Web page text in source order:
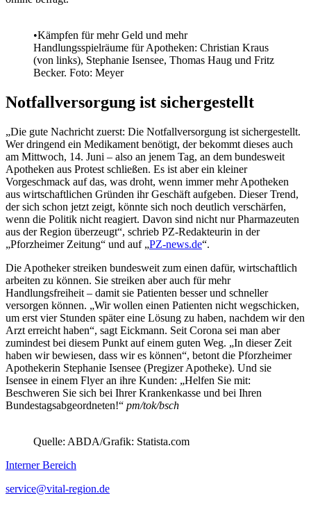
•Kämpfen für mehr Geld und mehr
Handlungsspielräume für Apotheken: Christian Kraus
(von links), Stephanie Isensee, Thomas Haug und Fritz
Becker. Foto: Meyer
Notfallversorgung ist sichergestellt
„Die gute Nachricht zuerst: Die Notfallversorgung ist sichergestellt.
Wer dringend ein Medikament benötigt, der bekommt dieses auch
am Mittwoch, 14. Juni – also an jenem Tag, an dem bundesweit
Apotheken aus Protest schließen. Es ist aber ein kleiner
Vorgeschmack auf das, was droht, wenn immer mehr Apotheken
aus wirtschaftlichen Gründen ihr Geschäft aufgeben. Dieser Trend,
der sich schon jetzt zeigt, könnte sich noch deutlich verschärfen,
wenn die Politik nicht reagiert. Davon sind nicht nur Pharmazeuten
aus der Region überzeugt“, schrieb PZ-Redakteurin in der
„Pforzheimer Zeitung“ und auf „PZ-news.de“.
Die Apotheker streiken bundesweit zum einen dafür, wirtschaftlich
arbeiten zu können. Sie streiken aber auch für mehr
Handlungsfreiheit – damit sie Patienten besser und schneller
versorgen können. „Wir wollen einen Patienten nicht wegschicken,
um erst vier Stunden später eine Lösung zu haben, nachdem wir den
Arzt erreicht haben“, sagt Eickmann. Seit Corona sei man aber
zumindest bei diesem Punkt auf einem guten Weg. „In dieser Zeit
haben wir bewiesen, dass wir es können“, betont die Pforzheimer
Apothekerin Stephanie Isensee (Pregizer Apotheke). Und sie
Isensee in einem Flyer an ihre Kunden: „Helfen Sie mit:
Beschweren Sie sich bei Ihrer Krankenkasse und bei Ihren
Bundestagsabgeordneten!“ pm/tok/bsch
Quelle: ABDA/Grafik: Statista.com
Interner Bereich
service@vital-region.de